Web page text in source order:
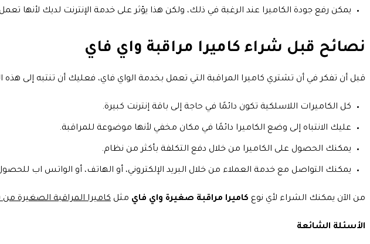
يمكن رفع جودة الكاميرا عند الرغبة في ذلك، ولكن هذا يؤثر على خدمة الإنترنت لديك لأنها
نصائح قبل شراء كاميرا مراقبة واي فاي
قبل أن تفكر في أن تشتري كاميرا المراقبة التي تعمل بخدمة الواي فاي، فعليك أن تنتبه إلى هذه
كل الكاميرات اللاسلكية تكون دائمًا في حاجة إلى باقة إنترنت كبيرة.
عليك الانتباه إلى وضع الكاميرا دائمًا في مكان مخفي لأنها موضوعة للمراقبة.
يمكنك الحصول على الكاميرا من خلال دفع التكلفة بأكثر من نظام.
يمكنك التواصل مع خدمة العملاء من خلال البريد الإلكتروني، أو الهاتف، أو الواتس اب
من الآن يمكنك الشراء لأي نوع كاميرا مراقبة صغيرة واي فاي مثل كاميرا المراقبة الصغيرة
الأسئلة الشائعة